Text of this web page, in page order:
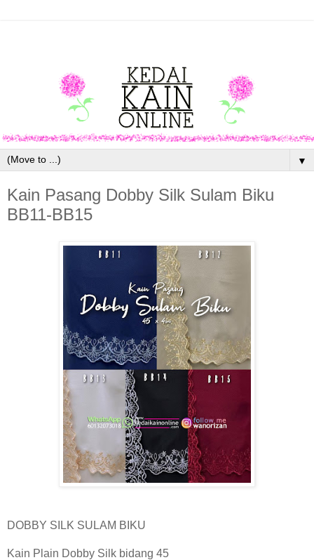
▼
Kain Pasang Dobby Silk Sulam Biku
BB11-BB15
DOBBY SILK SULAM BIKU
Kain Plain Dobby Silk bidang 45